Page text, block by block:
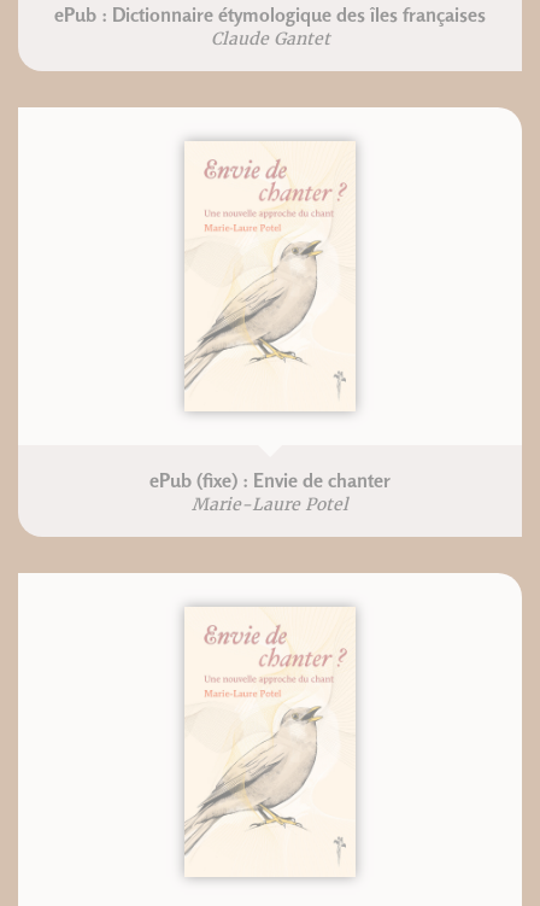
ePub : Dictionnaire étymologique des îles françaises
Claude Gantet
ePub (fixe) : Envie de chanter
Marie-Laure Potel